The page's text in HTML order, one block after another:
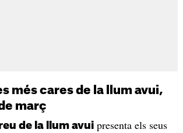
més cares de la llum avui,
març
de la llum avuipresenta els seus